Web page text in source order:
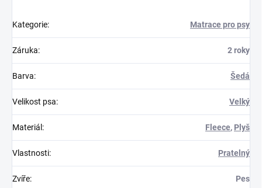
Kategorie: Matrace pro psy
Záruka: 2 roky
Barva: Šedá
Velikost psa: Velký
Materiál : Fleece, Plyš
Vlastnosti: Pratelný
Zvíře: Pes